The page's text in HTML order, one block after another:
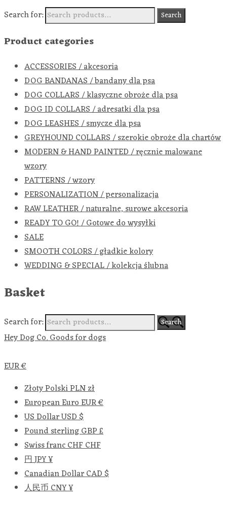
Search for:
Search
Product categories
ACCESSORIES / akcesoria
DOG BANDANAS / bandany dla psa
DOG COLLARS / klasyczne obroże dla psa
DOG ID COLLARS / adresatki dla psa
DOG LEASHES / smycze dla psa
GREYHOUND COLLARS / szerokie obroże dla chartów
MODERN & HAND PAINTED / ręcznie malowane
wzory
PATTERNS / wzory
PERSONALIZATION / personalizacja
RAW LEATHER / naturalne, surowe akcesoria
READY TO GO! / Gotowe do wysyłki
SALE
SMOOTH COLORS / gładkie kolory
WEDDING & SPECIAL / kolekcja ślubna
Basket
Search for: Search
Hey Dog Co. Goods for dogs
EUR €
Złoty PolskiPLN zł
European EuroEUR €
US DollarUSD $
Pound sterlingGBP £
Swiss francCHF CHF
円JPY ¥
Canadian DollarCAD $
人民币CNY ¥